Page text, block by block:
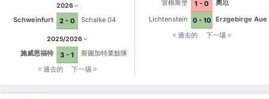
2026
Schweinfurt 2 - 0 Schalke 04
2025/2026
施威恩福特 3 - 1
斯圖加特業餘隊
過去的
下一埸
雷根斯堡 1 - 0
奧厄
Lichtenstein
0 - 10
Erzgebirge Aue
過去的
下一埸